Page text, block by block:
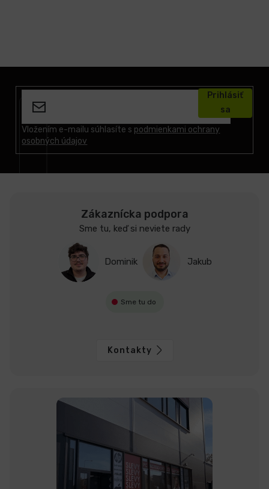
Vložením e-mailu súhlasíte s podmienkami ochrany
osobných údajov
Prihlásiť
sa
Zákaznícka podpora
Sme tu, keď si neviete rady
Dominik Jakub
Sme tu do
Kontakty